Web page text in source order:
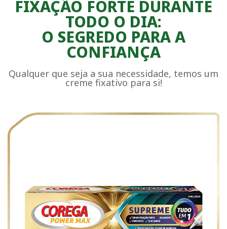
FIXAÇÃO FORTE DURANTE
TODO O DIA:
O SEGREDO PARA A
CONFIANÇA
Qualquer que seja a sua necessidade, temos um
creme fixativo para si!